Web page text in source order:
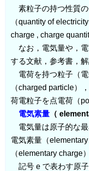
素粒子の持つ性質
（quantity of
charge , charge
なお，電気量や，
する文献，参考書，
電荷を持つ粒子（
（charged particle）
荷電粒子を点電荷（
電気素量 （
電気量は原子的な最
電気素量（
（elementary charge
記号 e で表わす原